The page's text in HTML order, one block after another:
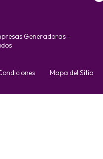
Generadoras –
Mapa del Sitio